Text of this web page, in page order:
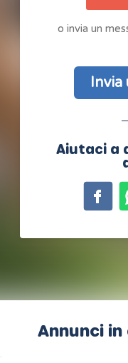
o invia un
Invia
Aiutaci a
Annunci